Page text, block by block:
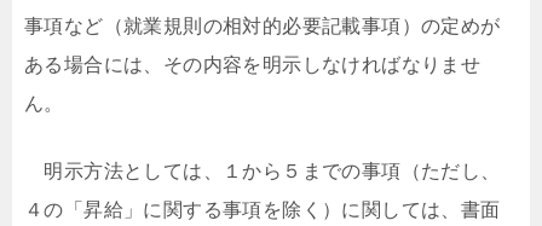
事項など（就業規則の相対的必要記載事項）の定めが
ある場合には、その内容を明示しなければなりませ
ん。
明示方法としては、１から５までの事項（ただし、
４の「昇給」に関する事項を除く）に関しては、書面